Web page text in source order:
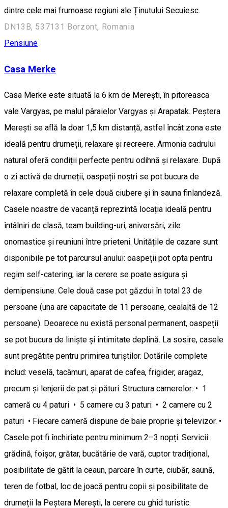
dintre cele mai frumoase regiuni ale Ținutului Secuiesc.
DN13B, 537131 Borzont, Romania
Pensiune
Casa Merke
Casa Merke este situată la 6 km de Merești, în pitoreasca
vale Vargyas, pe malul pâraielor Vargyas și Arapatak. Peștera
Merești se află la doar 1,5 km distanță, astfel încât zona este
ideală pentru drumeții, relaxare și recreere. Armonia cadrului
natural oferă condiții perfecte pentru odihnă și relaxare. După
o zi activă de drumeții, oaspeții noștri se pot bucura de
relaxare completă în cele două ciubere și în sauna finlandeză.
Casele noastre de vacanță reprezintă locația ideală pentru
întâlniri de clasă, team building-uri, aniversări, zile
onomastice și reuniuni între prieteni. Unitățile de cazare sunt
disponibile pe tot parcursul anului: oaspeții pot opta pentru
regim self-catering, iar la cerere se poate asigura și
demipensiune. Cele două case pot găzdui în total 23 de
persoane (una are capacitate de 11 persoane, cealaltă de 12
persoane). Deoarece nu există personal permanent, oaspeții
se pot bucura de liniște și intimitate deplină. La sosire, casele
sunt pregătite pentru primirea turiștilor. Dotările complete
includ: veselă, tacâmuri, aparat de cafea, frigider, aragaz,
precum și lenjerii de pat și pături. Structura camerelor: • 1
cameră cu 4 paturi • 5 camere cu 3 paturi • 2 camere cu 2
paturi • Fiecare cameră dispune de baie proprie și televizor. •
Casele pot fi închiriate pentru minimum 2–3 nopți. Servicii:
grădină, foișor, grătar, bucătărie de vară, cuptor tradițional,
posibilitate de gătit la ceaun, parcare în curte, ciubăr, saună,
teren de fotbal, loc de joacă pentru copii și posibilitate de
drumeții la Peștera Merești, la cerere cu ghid turistic.